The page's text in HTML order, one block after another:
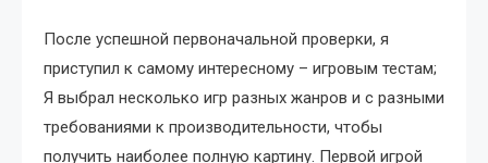
После успешной первоначальной проверки, я
приступил к самому интересному – игровым тестам;
Я выбрал несколько игр разных жанров и с разными
требованиями к производительности, чтобы
получить наиболее полную картину. Первой игрой